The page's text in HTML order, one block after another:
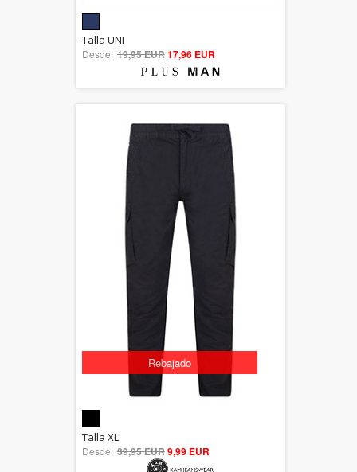
out of 5
Talla UNI
Desde: 19,95 EUR17,96 EUR
Rebajado
out of 5
Talla XL
Desde: 39,95 EUR9,99 EUR